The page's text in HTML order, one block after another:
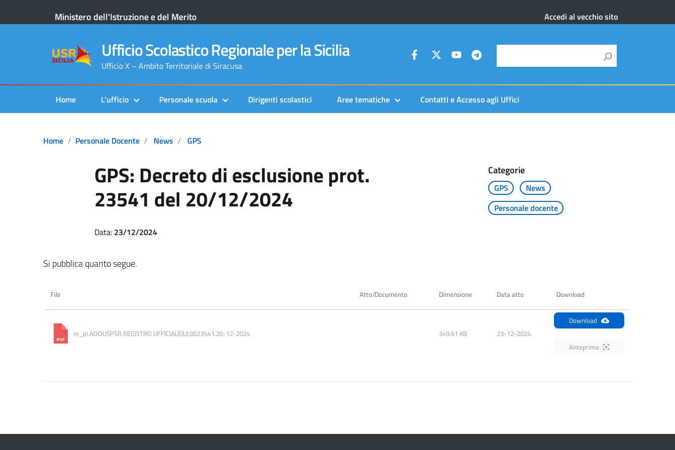
Ministero dell'Istruzione e del Merito Accedi al vecchio sito
Ufficio Scolastico Regionale per la Sicilia
Ufficio X – Ambito Territoriale di Siracusa
Home L’ufficio Personale scuola Dirigenti scolastici Aree tematiche Contatti e Accesso agli Uffici
Home Personale Docente News GPS
GPS: Decreto di esclusione prot.
23541 del 20/12/2024
Categorie
GPS
News
Personale docente
Data: 23/12/2024
Si pubblica quanto segue.
File Atto/Documento Dimensione Data atto Download
m_pi.AOOUSPSR.REGISTRO UFFICIALE(U).0023541.20-12-2024 349.61 KB 23-12-2024
Download
Anteprima